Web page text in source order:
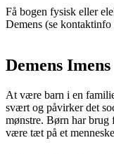
Få bogen fysisk eller
Demens (se kontaktinfo
Demens Imens
At være barn i en
svært og påvirker det
mønstre. Børn har brug
være tæt på et